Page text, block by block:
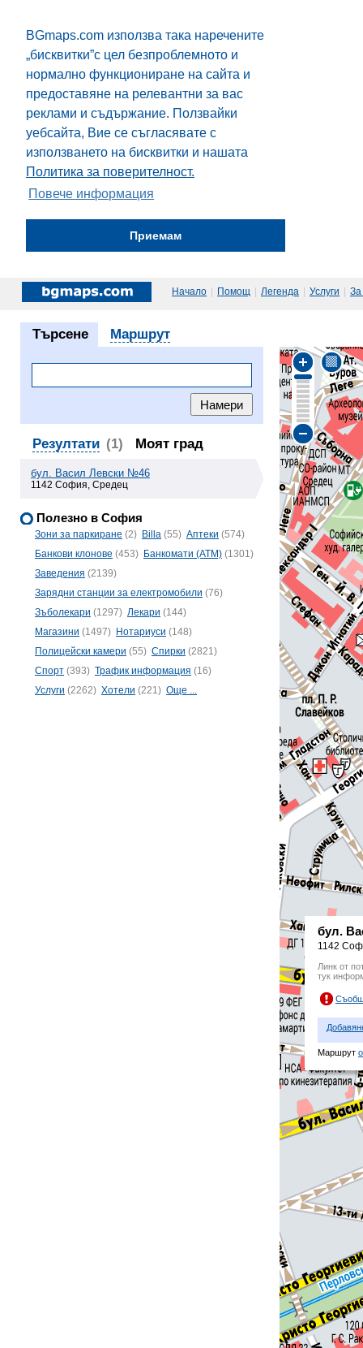
BGmaps.com използва така наречените
„бисквитки”с цел безпроблемното и
нормално функциониране на сайта и
предоставяне на релевантни за вас
реклами и съдържание. Ползвайки
уебсайта, Вие се съгласявате с
използването на бисквитки и нашата
Политика за поверителност.
Повече информация
Приемам
Начало | Помощ | Легенда | Услуги | За
Търсене Маршрут
Резултати (1) Моят град
бул. Васил Левски №46
1142 София, Средец
Полезно в София
Зони за паркиране (2) Billa (55) Аптеки (574)
Банкови клонове (453) Банкомати (ATM) (1301)
Заведения (2139)
Зарядни станции за електромобили (76)
Зъболекари (1297) Лекари (144)
Магазини (1497) Нотариуси (148)
Полицейски камери (55) Спирки (2821)
Спорт (393) Трафик информация (16)
Услуги (2262) Хотели (221) Още ...
бул.
1142
Линк от
тук
Маршрут